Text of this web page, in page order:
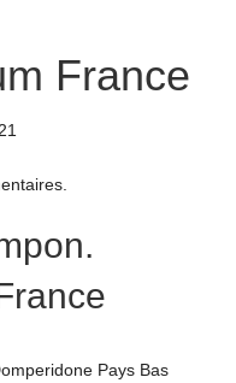
France
Pays Bas